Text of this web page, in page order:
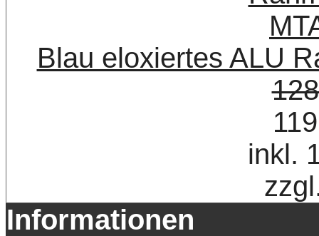
Blau eloxiertes ALU
inkl.
Informationen